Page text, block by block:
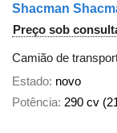
Shacman
Preço sob
Camião de
Estado novo
Potência 290 cv